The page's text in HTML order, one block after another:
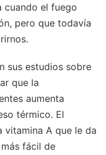
cuando el fuego
pero que todavía
sus estudios sobre
que la
aumenta
térmico. El
vitamina A que le da
fácil de